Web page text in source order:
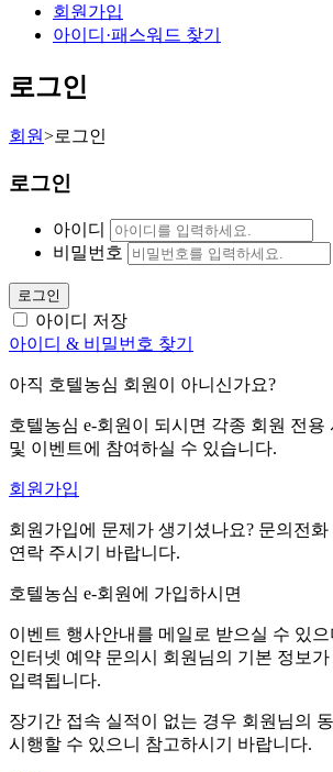
회원가입
아이디·패스워드 찾기
로그인
회원>로그인
로그인
아이디
비밀번호
로그인
아이디 저장
아이디 & 비밀번호 찾기
아직 호텔농심 회원이 아니신가요?
호텔농심 e-회원이 되시면 각종 회원 전용
및 이벤트에 참여하실 수 있습니다.
회원가입
회원가입에 문제가 생기셨나요? 문의전화
연락 주시기 바랍니다.
호텔농심 e-회원에 가입하시면
이벤트 행사안내를 메일로 받으실 수 있으
인터넷 예약 문의시 회원님의 기본 정보가
입력됩니다.
장기간 접속 실적이 없는 경우 회원님의
시행할 수 있으니 참고하시기 바랍니다.